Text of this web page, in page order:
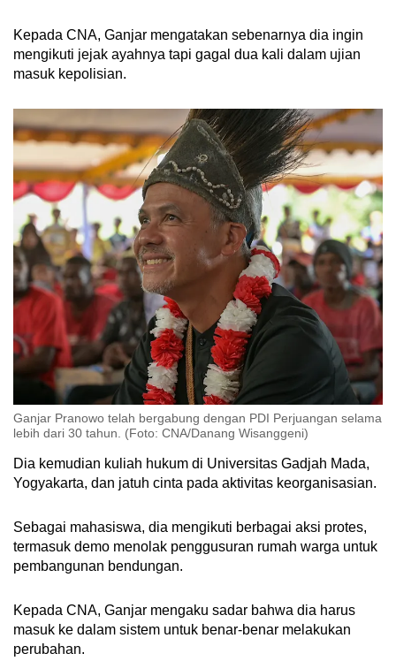
Kepada CNA, Ganjar mengatakan sebenarnya dia ingin
mengikuti jejak ayahnya tapi gagal dua kali dalam ujian
masuk kepolisian.
Ganjar Pranowo telah bergabung dengan PDI Perjuangan selama
lebih dari 30 tahun. (Foto: CNA/Danang Wisanggeni)
Dia kemudian kuliah hukum di Universitas Gadjah Mada,
Yogyakarta, dan jatuh cinta pada aktivitas keorganisasian.
Sebagai mahasiswa, dia mengikuti berbagai aksi protes,
termasuk demo menolak penggusuran rumah warga untuk
pembangunan bendungan.
Kepada CNA, Ganjar mengaku sadar bahwa dia harus
masuk ke dalam sistem untuk benar-benar melakukan
perubahan.